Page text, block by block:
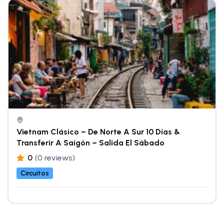
Vietnam Clásico – De Norte A Sur 10 Días &
Transferir A Saigón – Salida El Sábado
0 (0 reviews)
Circuitos